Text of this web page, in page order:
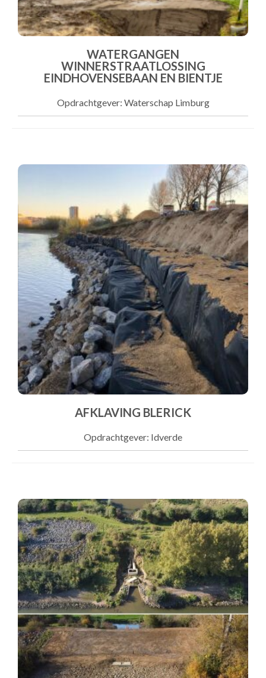
WATERGANGEN
WINNERSTRAATLOSSING
EINDHOVENSEBAAN EN BIENTJE
Opdrachtgever: Waterschap Limburg
AFKLAVING BLERICK
Opdrachtgever: Idverde